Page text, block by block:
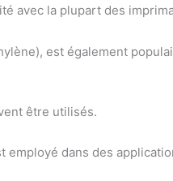
avec la plupart des
est également
être utilisés.
dans des